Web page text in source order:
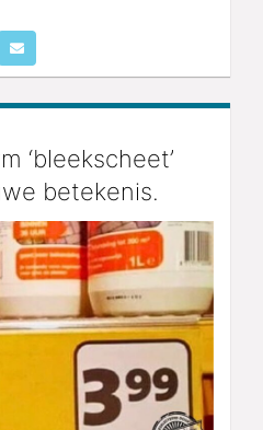
‘bleekscheet’
betekenis.